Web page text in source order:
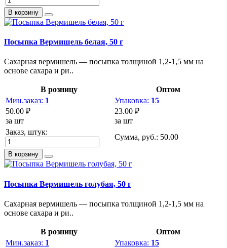
В корзину
Посыпка Вермишель белая, 50 г
Сахарная вермишель — посыпка толщиной 1,2-1,5 мм на
основе сахара и ри..
В розницу
Оптом
Мин.заказ: 1
50.00 ₽
за шт
Упаковка: 15
23.00 ₽
за шт
Заказ, штук:
Сумма, руб.: 50.00
В корзину
Посыпка Вермишель голубая, 50 г
Сахарная вермишель — посыпка толщиной 1,2-1,5 мм на
основе сахара и ри..
В розницу
Оптом
Мин.заказ: 1
Упаковка: 15